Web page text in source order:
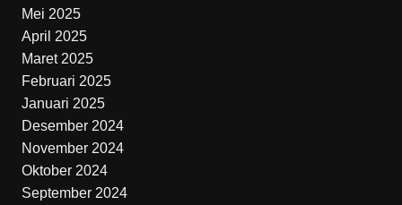
Mei 2025
April 2025
Maret 2025
Februari 2025
Januari 2025
Desember 2024
November 2024
Oktober 2024
September 2024